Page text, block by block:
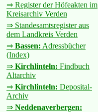
⇒ Register der Höfeakten im
Kreisarchiv Verden
⇒ Standesamtsregister aus
dem Landkreis Verden
⇒ Bassen: Adressbücher
(Index)
⇒ Kirchlinteln: Findbuch
Altarchiv
⇒ Kirchlinteln: Deposital-
Archiv
⇒ Neddenaverbergen: